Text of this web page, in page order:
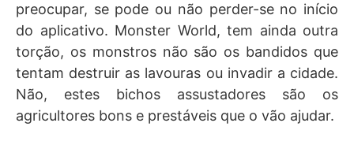
preocupar, se pode ou não perder-se no início
do aplicativo. Monster World, tem ainda outra
torção, os monstros não são os bandidos que
tentam destruir as lavouras ou invadir a cidade.
Não, estes bichos assustadores são os
agricultores bons e prestáveis que o vão ajudar.